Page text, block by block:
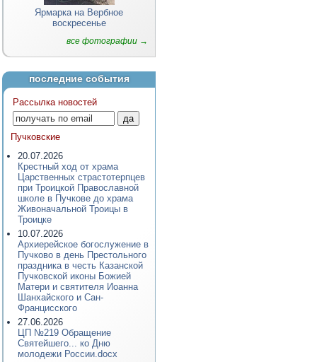
Ярмарка на Вербное
воскресенье
все фотографии →
последние события
Рассылка новостей
Пучковские
20.07.2026
Крестный ход от храма
Царственных страстотерпцев
при Троицкой Православной
школе в Пучкове до храма
Живоначальной Троицы в
Троицке
10.07.2026
Архиерейское богослужение в
Пучково в день Престольного
праздника в честь Казанской
Пучковской иконы Божией
Матери и святителя Иоанна
Шанхайского и Сан-
Францисского
27.06.2026
ЦП №219 Обращение
Святейшего... ко Дню
молодежи России.docx